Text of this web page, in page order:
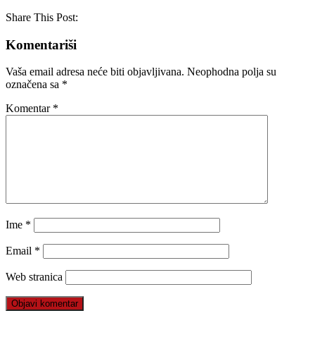
Share This Post:
Komentariši
Vaša email adresa neće biti objavljivana. Neophodna polja su
označena sa *
Komentar *
Ime *
Email *
Web stranica